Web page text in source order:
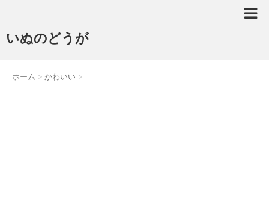
いぬのどうが
ホーム > かわいい >